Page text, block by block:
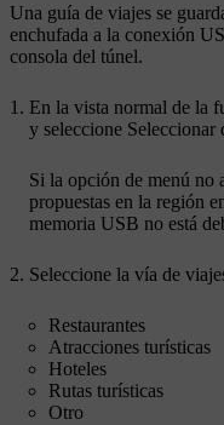
Una guía de viajes se
enchufada a la conexión
consola del túnel.
En la vista normal de la
y seleccione Seleccionar
Si la opción de menú no
propuestas en la región
memoria USB no está
Seleccione la vía de
Restaurantes
Atracciones turísticas
Hoteles
Rutas turísticas
Otro